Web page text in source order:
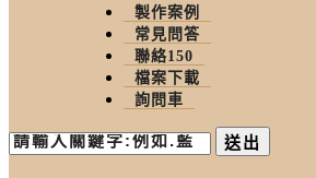
製作案例
常見問答
聯絡150
檔案下載
詢問車
送出